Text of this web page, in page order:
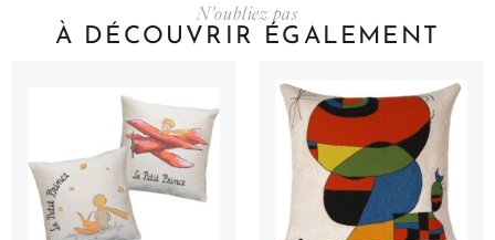
N'oubliez pas
À DÉCOUVRIR ÉGALEMENT